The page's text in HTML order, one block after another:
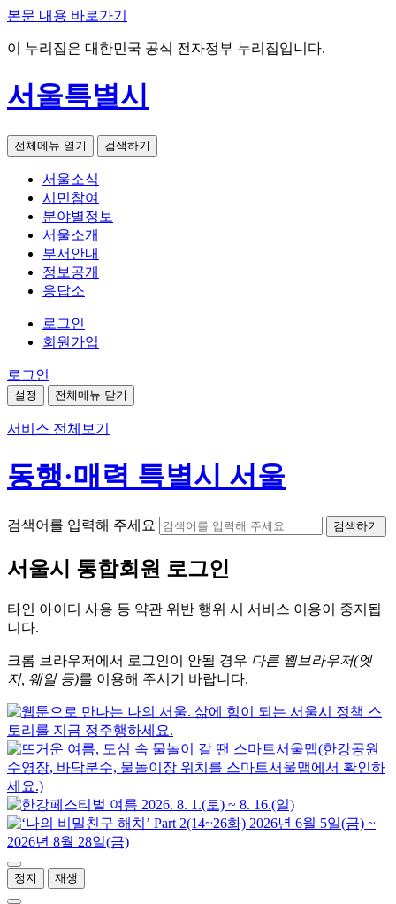
본문 내용 바로가기
이 누리집은 대한민국 공식 전자정부 누리집입니다.
서울특별시
전체메뉴 열기 검색하기
서울소식
시민참여
분야별정보
서울소개
부서안내
정보공개
응답소
로그인
회원가입
로그인
설정 전체메뉴 닫기
서비스 전체보기
동행·매력 특별시 서울
검색어를 입력해 주세요 검색하기
서울시 통합회원 로그인
타인 아이디 사용 등 약관 위반 행위 시 서비스 이용이 중지됩
니다.
크롬 브라우저에서 로그인이 안될 경우 다른 웹브라우저(엣
지, 웨일 등)를 이용해 주시기 바랍니다.
정지 재생